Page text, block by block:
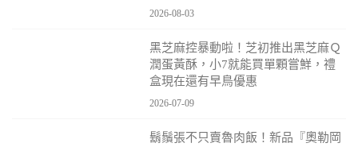
2026-08-03
黑芝麻控暴動啦！芝初推出黑芝麻Ｑ
潤蛋黃酥，小7就能買單顆嘗鮮，禮
盒現在還有早鳥優惠
2026-07-09
鬍鬚張不只賣魯肉飯！新品『奧勒岡